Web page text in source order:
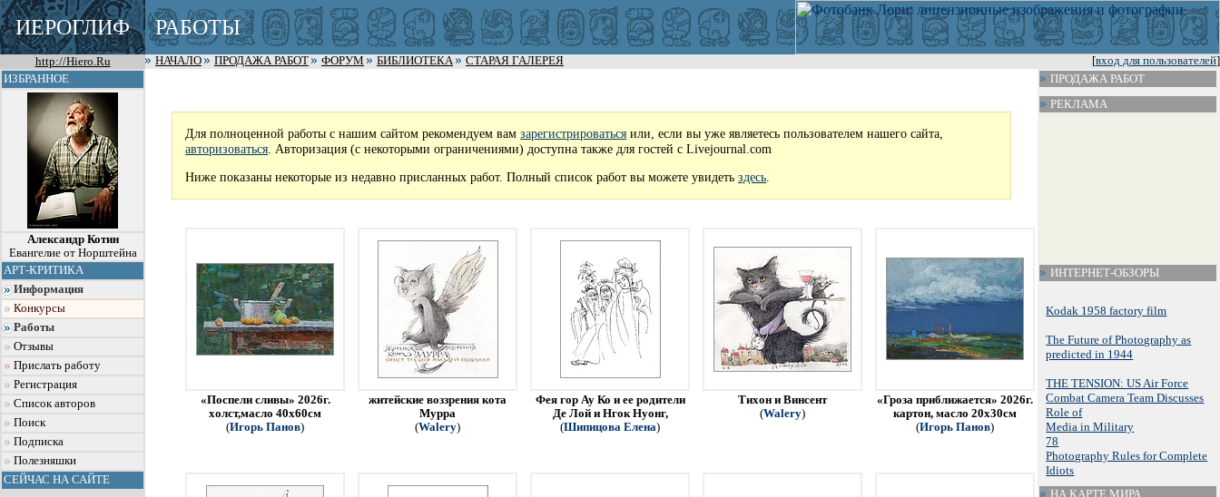
ИЕРОГЛИФ РАБОТЫ
http://Hiero.Ru [вход для пользователей]
НАЧАЛО ПРОДАЖА РАБОТ ФОРУМ БИБЛИОТЕКА
СТАРАЯ ГАЛЕРЕЯ
ИЗБРАННОЕ
Александр Котин
Евангелие от Норштейна
АРТ-КРИТИКА
Информация
Конкурсы
Работы
Отзывы
Прислать работу
Регистрация
Список авторов
Поиск
Подписка
Полезняшки
СЕЙЧАС НА САЙТЕ
Для полноценной работы с нашим сайтом рекомендуем вамзарегистрироваться или, если вы уже являетесь пользователем нашего сайта,
авторизоваться . Авторизация (с некоторыми ограничениями) доступна также для гостей с Livejournal.com
Ниже показаны некоторые из недавно присланных работ. Полный список работ вы можете увидетьздесь.
«Поспели сливы» 2026г.
холст,масло 40х60см
(Игорь Панов)
житейские воззрения кота
Мурра
(Walery)
Фея гор Ау Ко и ее родители
Де Лой и Нгок Нуонг,
(Шипицова Елена)
Тихон и Винсент
(Walery)
«Гроза приближается» 2026г.
картон, масло 20х30см
(Игорь Панов)
ПРОДАЖА РАБОТ
РЕКЛАМА
ИНТЕРНЕТ-ОБЗОРЫ
Kodak 1958 factory film
The Future of Photography as
predicted in 1944
THE TENSION: US Air Force
Combat Camera Team Discusses
Role of
Media in Military
78
Photography Rules for Complete
Idiots
НА КАРТЕ МИРА